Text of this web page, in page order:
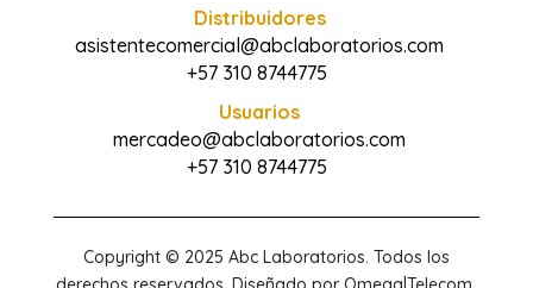
Distribuidores
asistentecomercial@abclaboratorios.com
+57 310 8744775
Usuarios
mercadeo@abclaboratorios.com
+57 310 8744775
Copyright © 2025 Abc Laboratorios. Todos los